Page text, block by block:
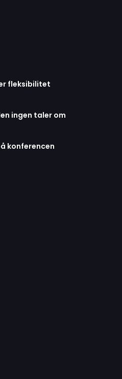
fleksibilitet
ingen taler om
konferencen